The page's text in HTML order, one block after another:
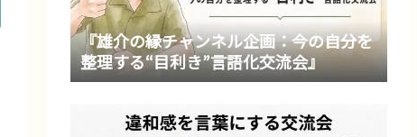
『雄介の縁チャンネル企画：今の自分を
整理する“目利き”言語化交流会』